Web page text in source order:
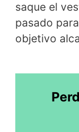
saque el
pasado
objetivo